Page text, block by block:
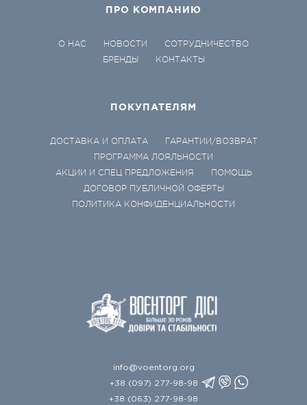
ПРО КОМПАНИЮ
О НАС НОВОСТИ
СОТРУДНИЧЕСТВО
БРЕНДЫ
КОНТАКТЫ
ПОКУПАТЕЛЯМ
ДОСТАВКА И ОПЛАТА
ГАРАНТИИ/ВОЗВРАТ
ПРОГРАММА ЛОЯЛЬНОСТИ
АКЦИИ И СПЕЦ ПРЕДЛОЖЕНИЯ
ПОМОЩЬ
ДОГОВОР ПУБЛИЧНОЙ ОФЕРТЫ
ПОЛИТИКА КОНФИДЕНЦИАЛЬНОСТИ
info@voentorg.org
+38 (097) 277-98-98
+38 (063) 277-98-98